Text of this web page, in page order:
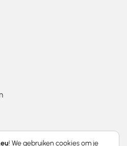
! We gebruiken cookies om je